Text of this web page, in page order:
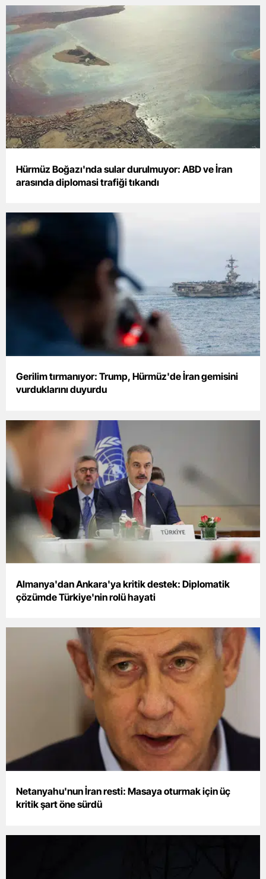
Hürmüz Boğazı'nda sular durulmuyor: ABD ve İran
arasında diplomasi trafiği tıkandı
Gerilim tırmanıyor: Trump, Hürmüz'de İran gemisini
vurduklarını duyurdu
Almanya'dan Ankara'ya kritik destek: Diplomatik
çözümde Türkiye'nin rolü hayati
Netanyahu'nun İran resti: Masaya oturmak için üç
kritik şart öne sürdü